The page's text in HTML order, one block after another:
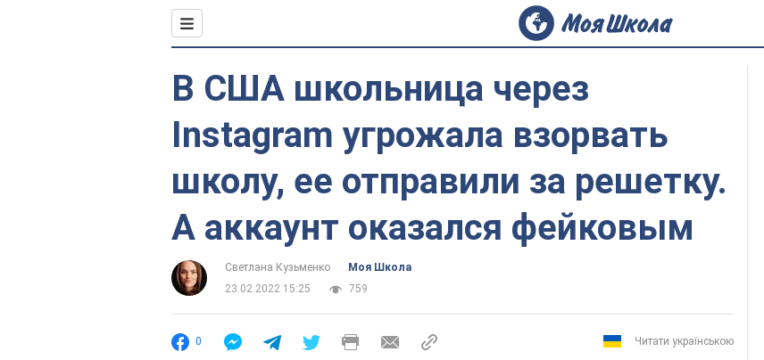
В США школьница через
Instagram угрожала взорвать
школу, ее отправили за решетку.
А аккаунт оказался фейковым
Светлана Кузьменко
Моя Школа
23.02.2022 15:25
759
0 Читати українською